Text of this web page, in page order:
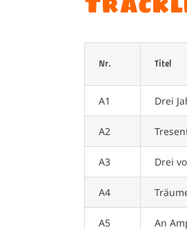
Nr. Titel
A1 Drei
A2
A3 Drei
A4
A5 An